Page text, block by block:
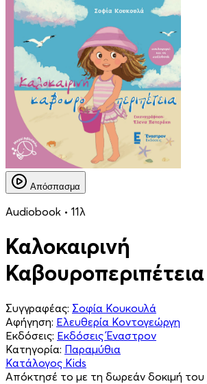
Απόσπασμα
Audiobook • 11λ
Καλοκαιρινή
Καβουροπεριπέτεια
Συγγραφέας: Σοφία Κουκουλά
Αφήγηση: Ελευθερία Κοντογεώργη
Εκδόσεις: Εκδόσεις Έναστρον
Κατηγορία: Παραμύθια
Κατάλογος Kids
Απόκτησέ το με τη δωρεάν δοκιμή του